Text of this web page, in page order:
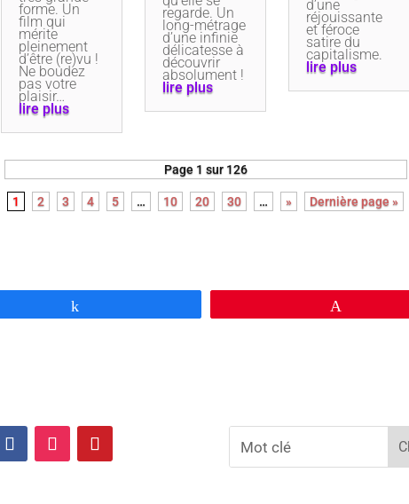
forme. Un
film qui
mérite
pleinement
d’être (re)vu !
Ne boudez
pas votre
plaisir…
lire plus
regarde. Un
long-métrage
d’une infinie
délicatesse à
découvrir
absolument !
lire plus
d’une
réjouissante
et féroce
satire du
capitalisme.
lire plus
Page 1 sur 126
1 2 3 4 5 … 10 20 30 … » Dernière page »